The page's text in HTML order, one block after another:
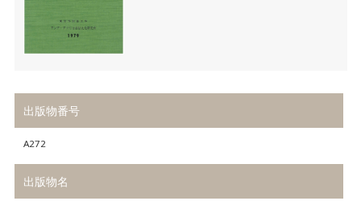
出版物番号
A272
出版物名